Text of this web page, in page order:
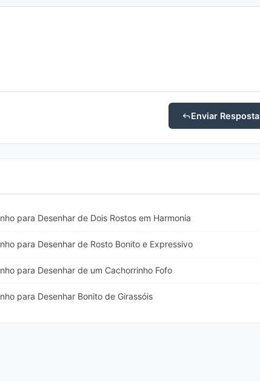
Enviar Resposta
para Desenhar de Dois Rostos em Harmonia
para Desenhar de Rosto Bonito e Expressivo
para Desenhar de um Cachorrinho Fofo
para Desenhar Bonito de Girassóis